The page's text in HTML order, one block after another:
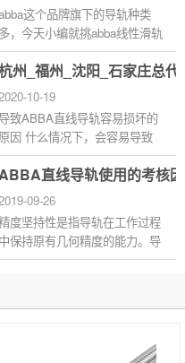
这个品牌旗下的导轨种类
多，今天小编就挑abba线性滑轨
大家介绍一下！ 线性滑轨也
称直线导轨，在大陆大多人喜
欢说直线导轨这个称呼！abba主
钻床台湾ABBA丝杆螺母
州_福州_沈阳_石家庄总
10-19
导致ABBA直线导轨容易损坏的
原因 什么情况下，会容易导致
直线导轨损坏呢？下面，
就由小编告诉大家容易导致
ABBA直线导轨损坏原因有以下
ABBA直线导轨使用的考核
09-26
度坚持性是指导轨在工作过程
中保持原有几何精度的能力。导
的精度坚持性主要取决于导轨